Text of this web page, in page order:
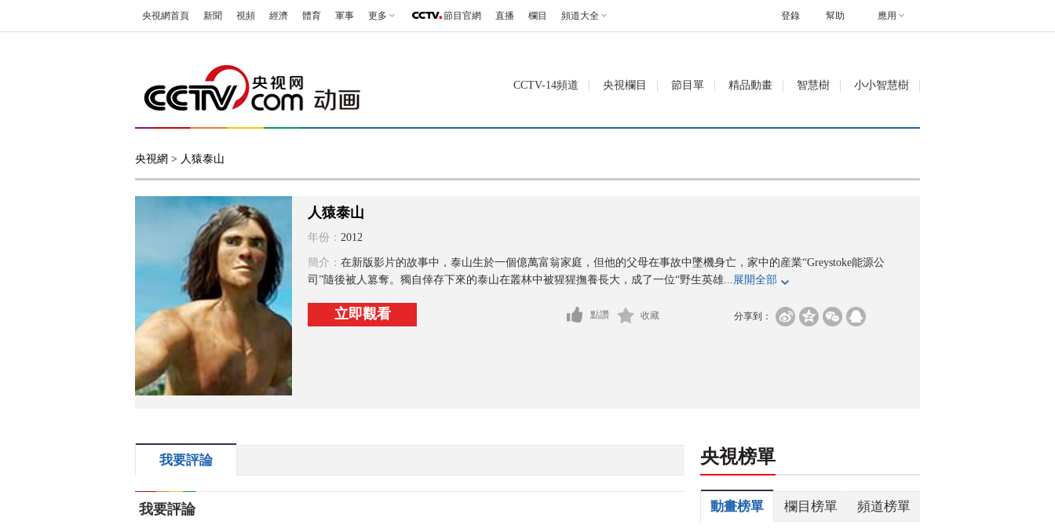
央視網首頁 新聞 視頻 經濟 體育 軍事 更多 節目官網 直播 欄目 頻道大全 幫助 應用
登錄
CCTV-14頻道 央視欄目 節目單 精品動畫 智慧樹 小小智慧樹
央視網 > 人猿泰山
人猿泰山
年份： 2012
簡介： 在新版影片的故事中，泰山生於一個億萬富翁家庭，但他的父母在事故中墜機身亡，家中的産業“Greystoke能源公
司”隨後被人篡奪。獨自倖存下來的泰山在叢林中被猩猩撫養長大，成了一位“野生英雄...展開全部
立即觀看 分享到：
點讚 收藏
我要評論
我要評論
央視榜單
動畫榜單 欄目榜單 頻道榜單